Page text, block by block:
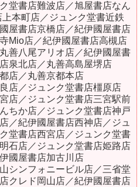
堂書店難波店／旭屋書店なん
本町店／ジュンク堂書近鉄
屋書店京橋店／紀伊國屋書店
Mio店／紀伊國屋書店高槻店
善八尾アリオ店／紀伊國屋書
泉北店／丸善高島屋堺店
店／丸善京都本店
店／ジュンク堂書店橿原店
店／ジュンク堂書店三宮駅前
ちか店／ジュンク堂書店神戸
／紀伊國屋書店西神店／ジュ
堂書店西宮店／ジュンク堂書
石店／ジュンク堂書店姫路店
國屋書店加古川店
シンフォニービル店／三省堂
クレド岡山店／紀伊國屋書店